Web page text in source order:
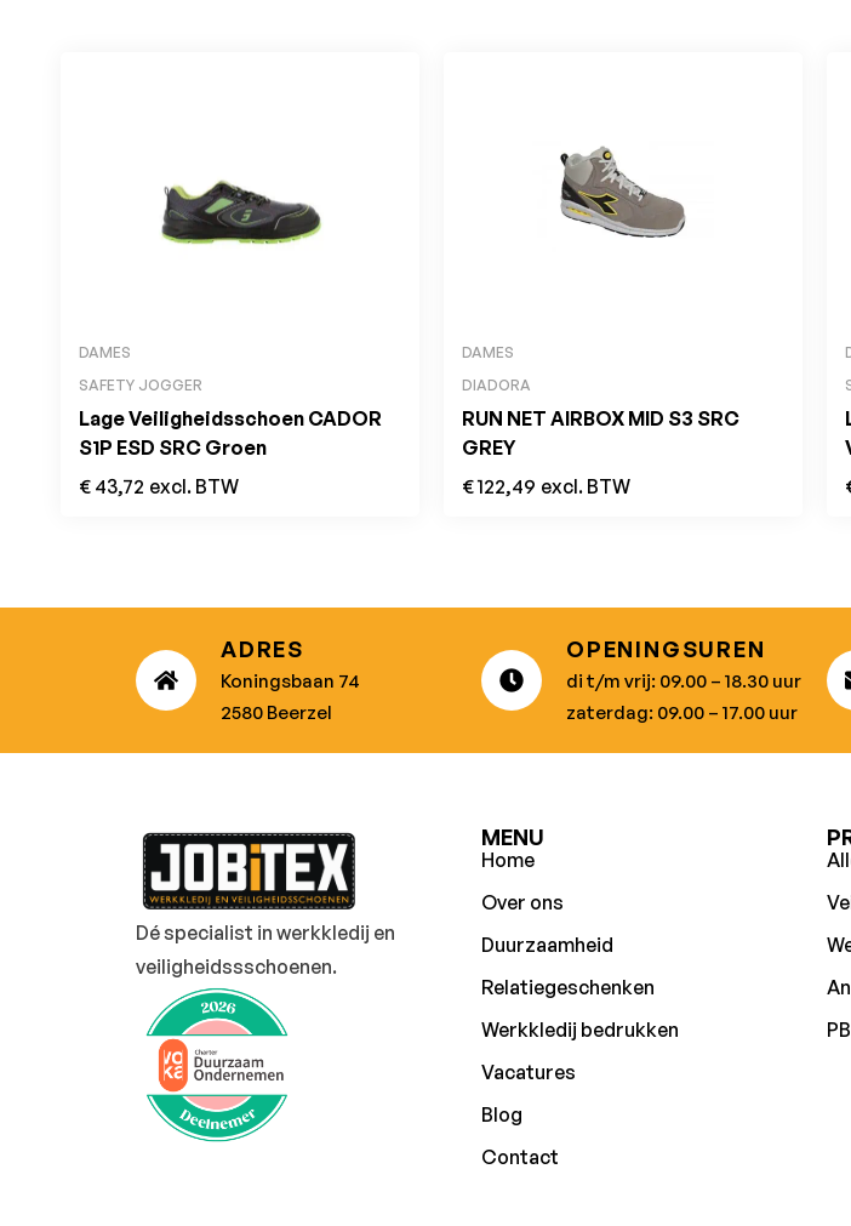
DAMES
SAFETY JOGGER
Lage Veiligheidsschoen CADOR
S1P ESD SRC Groen
€ 43,72 excl. BTW
DAMES
DIADORA
RUN NET AIRBOX MID S3 SRC
GREY
€122,49 excl. BTW
ADRES
Koningsbaan 74
2580 Beerzel
OPENINGSUREN
di t/m vrij: 09.00 – 18.30 uur
zaterdag: 09.00 – 17.00 uur
Dé specialist in werkkledij en
veiligheidssschoenen.
MENU
Home
Over ons
Duurzaamheid
Relatiegeschenken
Werkkledij bedrukken
Vacatures
Blog
Contact